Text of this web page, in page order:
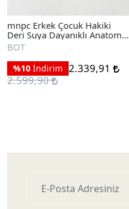
mnpc Erkek Çocuk Hakiki
Deri Suya Dayanıklı Anatomik
Günlük Bot
BOT
%10 İndirim 2.339,91
2.599,90